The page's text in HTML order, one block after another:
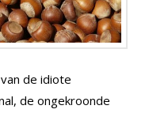
de idiote
de ongekroonde